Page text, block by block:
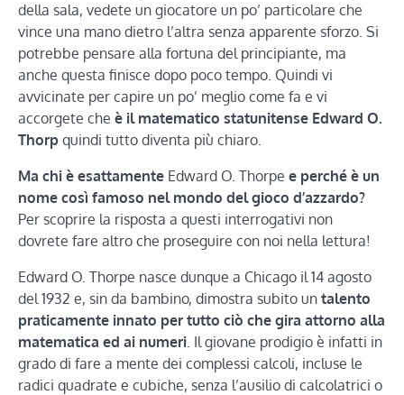
della sala, vedete un giocatore un po’ particolare che
vince una mano dietro l’altra senza apparente sforzo. Si
potrebbe pensare alla fortuna del principiante, ma
anche questa finisce dopo poco tempo. Quindi vi
avvicinate per capire un po’ meglio come fa e vi
accorgete che è il matematico statunitense Edward O.
Thorp quindi tutto diventa più chiaro.
Ma chi è esattamente Edward O. Thorpe e perché è un
nome così famoso nel mondo del gioco d’azzardo?
Per scoprire la risposta a questi interrogativi non
dovrete fare altro che proseguire con noi nella lettura!
Edward O. Thorpe nasce dunque a Chicago il 14 agosto
del 1932 e, sin da bambino, dimostra subito un talento
praticamente innato per tutto ciò che gira attorno alla
matematica ed ai numeri. Il giovane prodigio è infatti in
grado di fare a mente dei complessi calcoli, incluse le
radici quadrate e cubiche, senza l’ausilio di calcolatrici o